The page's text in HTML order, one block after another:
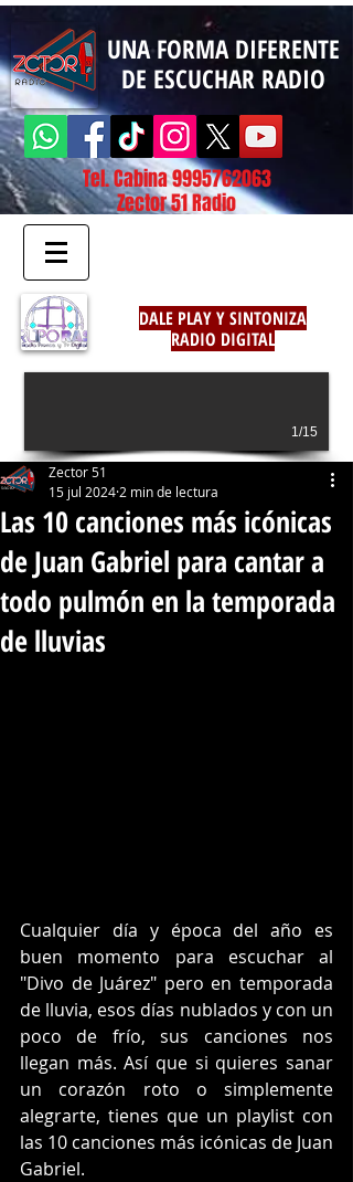
UNA FORMA DIFERENTE
DE ESCUCHAR RADIO
Tel. Cabina9995762063
Zector 51 Radio
DALE PLAY Y SINTONIZA
RADIO DIGITAL
1/15
Las 10 canciones más icónicas
de Juan Gabriel para cantar a
todo pulmón en la temporada
de lluvias
Zector 51
15 jul 2024 2 min de lectura
Cualquier día y época del año es
buen momento para escuchar al
"Divo de Juárez" pero en temporada
de lluvia, esos días nublados y con un
poco de frío, sus canciones nos
llegan más. Así que si quieres sanar
un corazón roto o simplemente
alegrarte, tienes que un playlist con
las 10 canciones más icónicas de Juan
Gabriel.